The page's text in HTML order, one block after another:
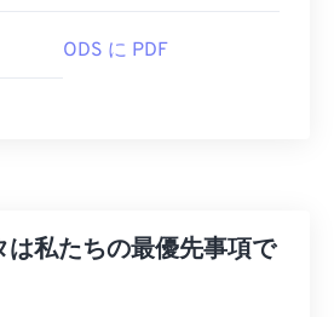
ODS に PDF
は私たちの最優先事項で